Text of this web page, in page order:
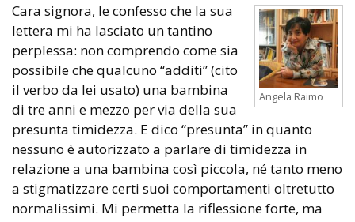
Angela Raimo
Cara signora, le confesso che la sua
lettera mi ha lasciato un tantino
perplessa: non comprendo come sia
possibile che qualcuno “additi” (cito
il verbo da lei usato) una bambina
di tre anni e mezzo per via della sua
presunta timidezza. E dico “presunta” in quanto
nessuno è autorizzato a parlare di timidezza in
relazione a una bambina così piccola, né tanto meno
a stigmatizzare certi suoi comportamenti oltretutto
normalissimi. Mi permetta la riflessione forte, ma